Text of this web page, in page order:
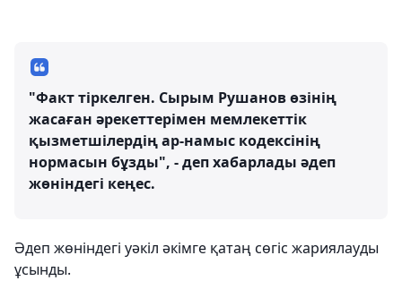
"Факт тіркелген. Сырым Рушанов өзінің
жасаған әрекеттерімен мемлекеттік
қызметшілердің ар-намыс кодексінің
нормасын бұзды", - деп хабарлады әдеп
жөніндегі кеңес.
Әдеп жөніндегі уәкіл әкімге қатаң сөгіс жариялауды
ұсынды.